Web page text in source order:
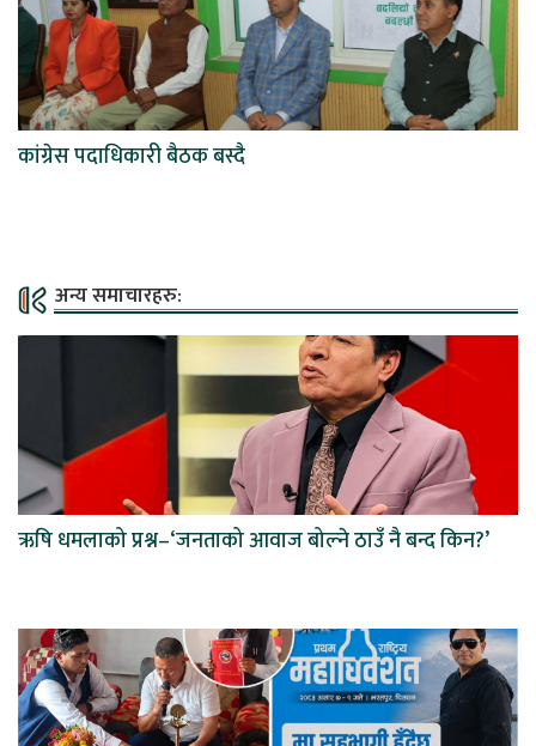
कांग्रेस पदाधिकारी बैठक बस्दै
अन्य समाचारहरु:
ऋषि धमलाको प्रश्न–‘जनताको आवाज बोल्ने ठाउँ नै बन्द किन?’